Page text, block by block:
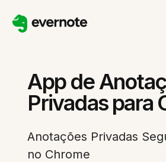
App de
Privadas para
Anotações Privadas
no Chrome